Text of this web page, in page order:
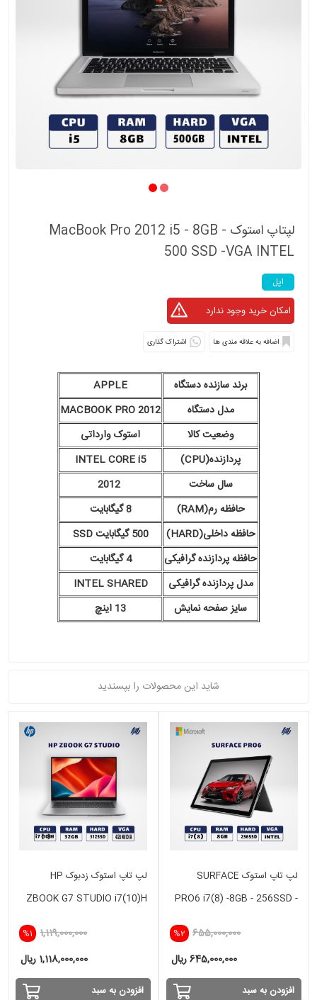
لپتاپ استوک MacBook Pro 2012 i5 - 8GB -
500 SSD -VGA INTEL
اپل
اشتراک گذاری
برند سازنده دستگاه
APPLE
مدل دستگاه
MACBOOK PRO 2012
وضعیت کالا
استوک وارداتی
پردازنده(CPU)
INTEL CORE i5
سال ساخت
حافظه رم(RAM)
8 گیگابایت
حافظه داخلی(HARD)
500 گیگابایت SSD
حافظه پردازنده گرافیکی
4 گیگابایت
مدل پردازنده گرافیکی
INTEL SHARED
سایز صفحه نمایش
13 اینچ
شاید این محصولات را بپسندید
لپ تاپ استوک SURFACE
PRO6 i7(8) -8GB - 256SSD -
%2 655,000,000
645,000,000 ریال
افزودن به سبد
لپ تاپ استوک زدبوک HP
ZBOOK G7 STUDIO i7(10)H
-32GB - 512 GB SSD - VGA
%1 1,119,000,000
1,118,000,000 ریال
افزودن به سبد